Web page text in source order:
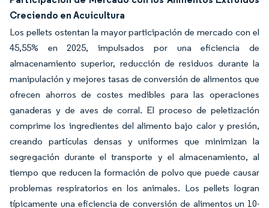
Creciendo en Acuicultura
Los pellets ostentan la mayor participación de mercado con el
45,55% en 2025, impulsados por una eficiencia de
almacenamiento superior, reducción de residuos durante la
manipulación y mejores tasas de conversión de alimentos que
ofrecen ahorros de costes medibles para las operaciones
ganaderas y de aves de corral. El proceso de peletización
comprime los ingredientes del alimento bajo calor y presión,
creando partículas densas y uniformes que minimizan la
segregación durante el transporte y el almacenamiento, al
tiempo que reducen la formación de polvo que puede causar
problemas respiratorios en los animales. Los pellets logran
típicamente una eficiencia de conversión de alimentos un 10-